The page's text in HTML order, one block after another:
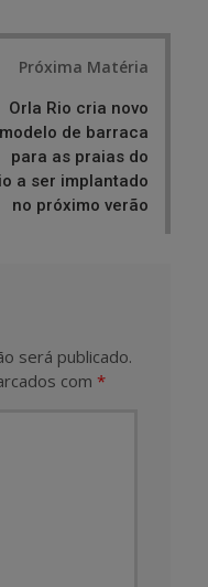
Próxima Matéria
Orla Rio cria novo
modelo de barraca
para as praias do
a ser implantado
no próximo verão
será publicado.
com *